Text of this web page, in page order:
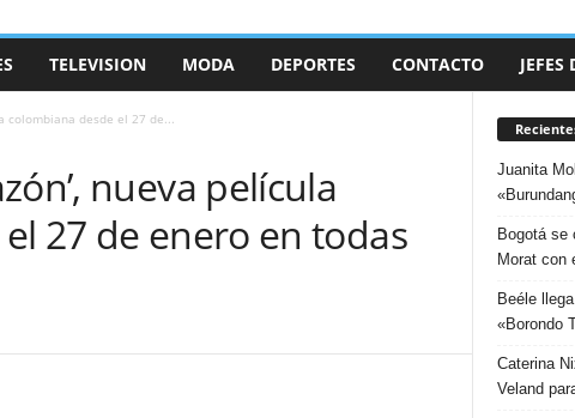
TELEVISION MODA DEPORTES CONTACTO JEFES
colombiana desde el 27 de...
nueva película
27 de enero en todas
Juanita
Bogotá se
Morat con
Beéle
«Borondo
Caterina
Veland